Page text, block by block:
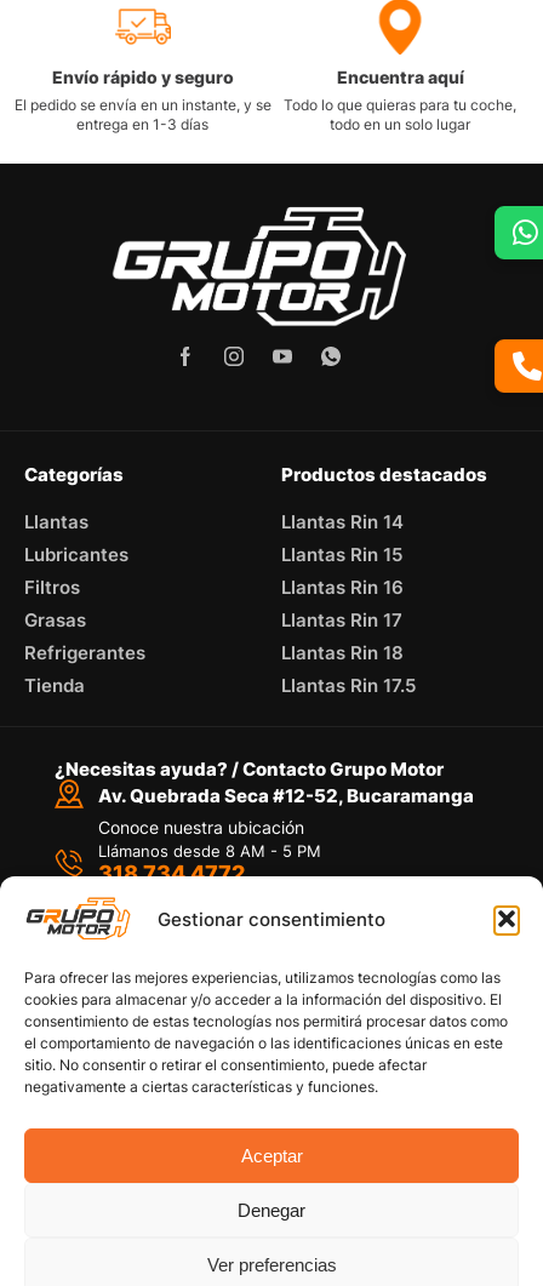
Gestionar consentimiento
Para ofrecer las mejores experiencias, utilizamos tecnologías como las
cookies para almacenar y/o acceder a la información del dispositivo. El
consentimiento de estas tecnologías nos permitirá procesar datos como
el comportamiento de navegación o las identificaciones únicas en este
sitio. No consentir o retirar el consentimiento, puede afectar
negativamente a ciertas características y funciones.
Aceptar
Denegar
Ver preferencias
Envío rápido y seguro
El pedido se envía en un instante, y se
entrega en 1-3 días
Encuentra aquí
Todo lo que quieras para tu coche,
todo en un solo lugar
Categorías
Llantas
Lubricantes
Filtros
Grasas
Refrigerantes
Tienda
Productos destacados
Llantas Rin 14
Llantas Rin 15
Llantas Rin 16
Llantas Rin 17
Llantas Rin 18
Llantas Rin 17.5
¿Necesitas ayuda? / Contacto Grupo Motor
Av. Quebrada Seca #12-52, Bucaramanga
Conoce nuestra ubicación
Llámanos desde 8 AM - 5 PM
318 734 4772
Habla con nosotros
Por medio de WhatsApp
Copyright © 2026 Grupo Motor S.A.S. Todos los
Políticas de privacidad
Política de devoluciones y/o reembolsos
Política de calidad
Términos y Condiciones